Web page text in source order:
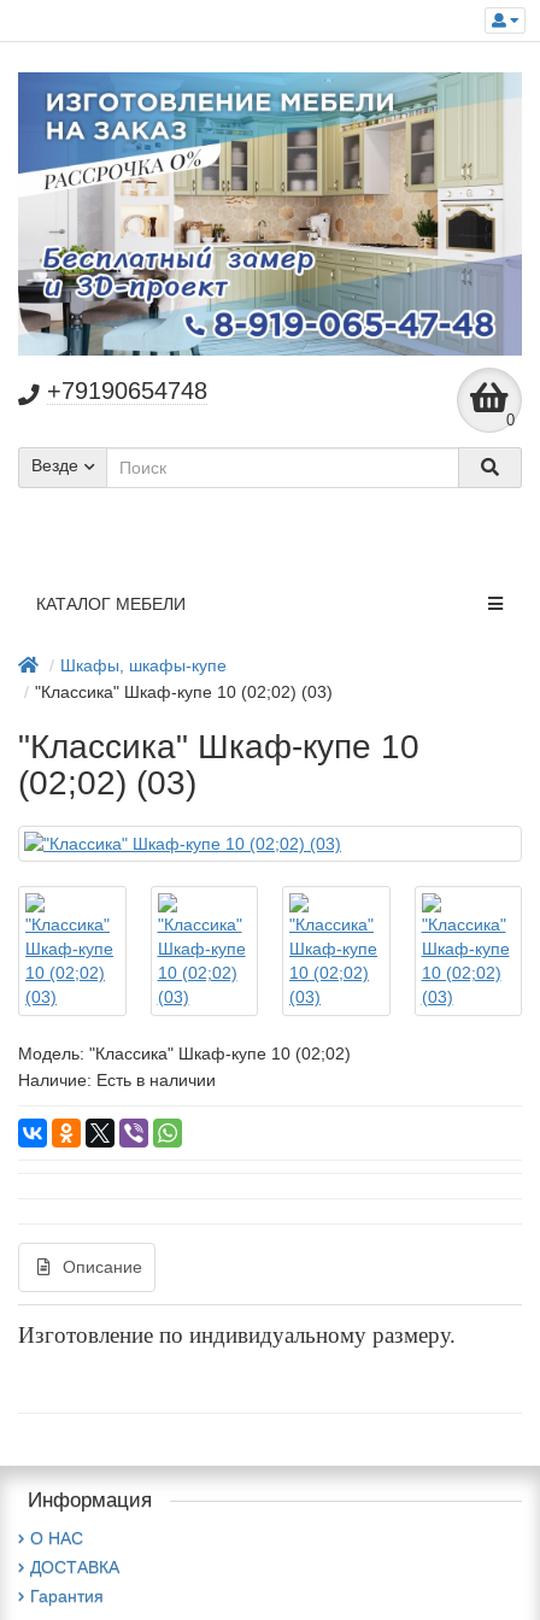
+79190654748
0
Везде
КАТАЛОГ МЕБЕЛИ
Шкафы, шкафы-купе
"Классика" Шкаф-купе 10 (02;02) (03)
"Классика" Шкаф-купе 10
(02;02) (03)
Модель: "Классика" Шкаф-купе 10 (02;02)
Наличие: Есть в наличии
Описание
Изготовление по индивидуальному размеру.
Информация
О НАС
ДОСТАВКА
Гарантия